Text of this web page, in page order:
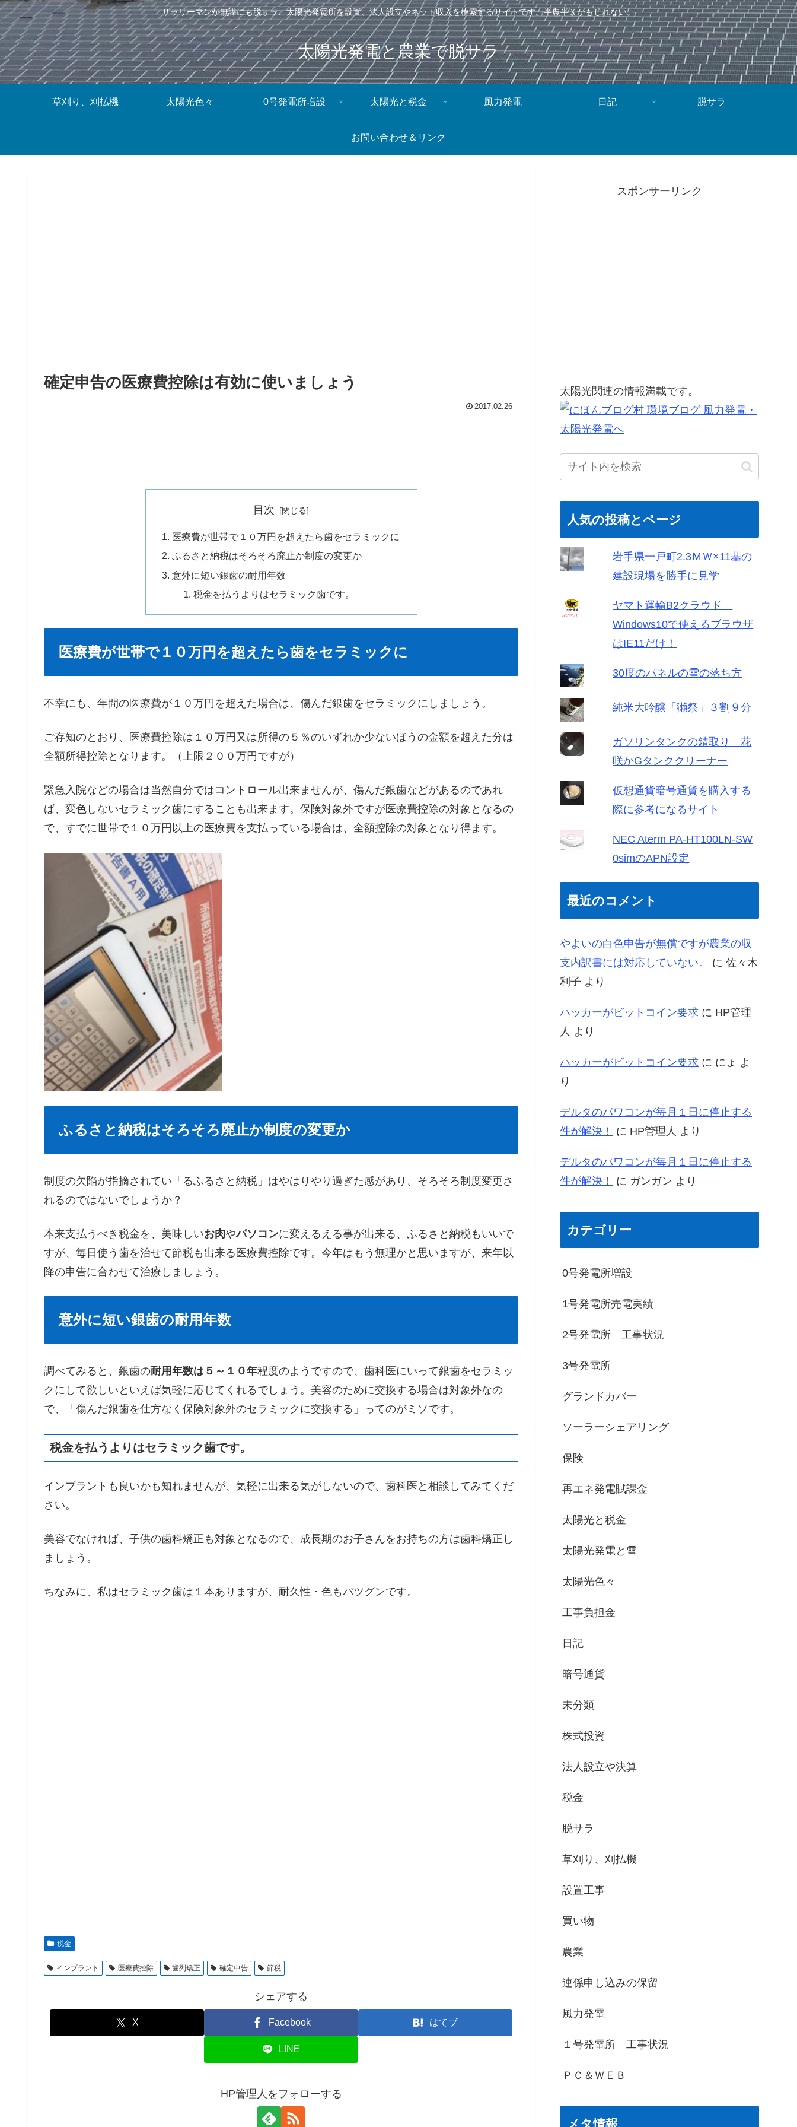
サラリーマンが無謀にも脱サラ、太陽光発電所を設置、法人設立やネット収入を模索するサイトです。半農半Ｘかもしれない。
太陽光発電と農業で脱サラ
草刈り、刈払機 太陽光色々 0号発電所増設 太陽光と税金 風力発電 日記 脱サラ
お問い合わせ＆リンク
確定申告の医療費控除は有効に使いましょう
2017.02.26
目次
医療費が世帯で１０万円を超えたら歯をセラミックに
ふるさと納税はそろそろ廃止か制度の変更か
意外に短い銀歯の耐用年数
税金を払うよりはセラミック歯です。
医療費が世帯で１０万円を超えたら歯をセラミックに
不幸にも、年間の医療費が１０万円を超えた場合は、傷んだ銀歯をセラミックにしましょう。
ご存知のとおり、医療費控除は１０万円又は所得の５％のいずれか少ないほうの金額を超えた分は
全額所得控除となります。（上限２００万円ですが）
緊急入院などの場合は当然自分ではコントロール出来ませんが、傷んだ銀歯などがあるのであれ
ば、変色しないセラミック歯にすることも出来ます。保険対象外ですが医療費控除の対象となるの
で、すでに世帯で１０万円以上の医療費を支払っている場合は、全額控除の対象となり得ます。
ふるさと納税はそろそろ廃止か制度の変更か
制度の欠陥が指摘されてい「るふるさと納税」はやはりやり過ぎた感があり、そろそろ制度変更さ
れるのではないでしょうか？
本来支払うべき税金を、美味しいお肉やパソコンに変えるえる事が出来る、ふるさと納税もいいで
すが、毎日使う歯を治せて節税も出来る医療費控除です。今年はもう無理かと思いますが、来年以
降の申告に合わせて治療しましょう。
意外に短い銀歯の耐用年数
調べてみると、銀歯の耐用年数は５～１０年程度のようですので、歯科医にいって銀歯をセラミッ
クにして欲しいといえば気軽に応じてくれるでしょう。美容のために交換する場合は対象外なの
で、「傷んだ銀歯を仕方なく保険対象外のセラミックに交換する」ってのがミソです。
税金を払うよりはセラミック歯です。
インプラントも良いかも知れませんが、気軽に出来る気がしないので、歯科医と相談してみてくだ
さい。
美容でなければ、子供の歯科矯正も対象となるので、成長期のお子さんをお持ちの方は歯科矯正し
ましょう。
ちなみに、私はセラミック歯は１本ありますが、耐久性・色もバツグンです。
税金
インプラント 医療費控除 歯列矯正 確定申告 節税
シェアする
X Facebook はてブ
LINE
HP管理人をフォローする
スポンサーリンク
太陽光関連の情報満載です。
人気の投稿とページ
岩手県一戸町2.3ＭＷ×11基の
建設現場を勝手に見学
ヤマト運輸B2クラウド
Windows10で使えるブラウザ
はIE11だけ！
30度のパネルの雪の落ち方
純米大吟醸「獺祭」３割９分
ガソリンタンクの錆取り 花
咲かGタンククリーナー
仮想通貨暗号通貨を購入する
際に参考になるサイト
NEC Aterm PA-HT100LN-SW
0simのAPN設定
最近のコメント
やよいの白色申告が無償ですが農業の収
支内訳書には対応していない。
に 佐々木
利子 より
ハッカーがビットコイン要求 に HP管理
人 より
ハッカーがビットコイン要求 に にょ よ
り
デルタのパワコンが毎月１日に停止する
件が解決！
に HP管理人 より
デルタのパワコンが毎月１日に停止する
件が解決！
に ガンガン より
カテゴリー
0号発電所増設
1号発電所売電実績
2号発電所 工事状況
3号発電所
グランドカバー
ソーラーシェアリング
保険
再エネ発電賦課金
太陽光と税金
太陽光発電と雪
太陽光色々
工事負担金
日記
暗号通貨
未分類
株式投資
法人設立や決算
税金
脱サラ
草刈り、刈払機
設置工事
買い物
農業
連係申し込みの保留
風力発電
１号発電所 工事状況
ＰＣ＆ＷＥＢ
メタ情報